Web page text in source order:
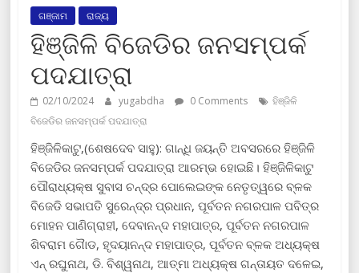
ଗଞ୍ଜାମ ରାଜ୍ୟ
ହିଞ୍ଜିଳି ବିଜେଡିର ଜନସମ୍ପର୍କ
ପଦଯାତ୍ରା
02/10/2024 yugabdha 0 Comments
ହିଞ୍ଜିଳି
ବିଜେଡିର ଜନସମ୍ପର୍କ ପଦଯାତ୍ରା
ହିଞ୍ଜିଳିକାଟୁ,(ଶେଷଦେବ ସାହୁ): ଗାନ୍ଧି ଜୟନ୍ତି ଅବସରରେ ହିଞ୍ଜିଳି
ବିଜେଡିର ଜନସମ୍ପର୍କ ପଦଯାତ୍ରା ଆରମ୍ଭ ହୋଇଛି। ହିଞ୍ଜିଳିକାଟୁ
ପୌରାଧ୍ୟକ୍ଷ ସୁବାସ ଚନ୍ଦ୍ର ପୋଲେଇଙ୍କ ନେତୃତ୍ୱରେ ବ୍ଳକ
ବିଜେଡି ସଭାପତି ସୁରେନ୍ଦ୍ର ପ୍ରଧାନ, ପୂର୍ବତନ ନଗରପାଳ ପବିତ୍ର
ମୋହନ ପାଣିଗ୍ରାହୀ, ଦେବାନନ୍ଦ ମହାପାତ୍ର, ପୂର୍ବତନ ନଗରପାଳ
ଶିବରାମ ଗୈାଡ, ହୃଦୟାନନ୍ଦ ମହାପାତ୍ର, ପୂର୍ବତନ ବ୍ଳକ ଅଧ୍ୟକ୍ଷ
ଏନ୍ ରଘୁନାଥ, ଡି. ବିଶ୍ୱନାଥ, ଆତ୍ମା ଅଧ୍ୟକ୍ଷ ଗନ୍ତାୟତ ଦଳେଇ,